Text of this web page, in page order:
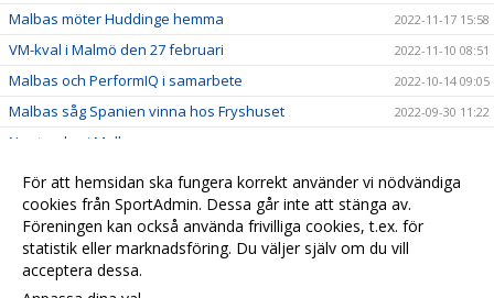
Malbas möter Huddinge hemma 2022-11-17 15:58
VM-kval i Malmö den 27 februari 2022-11-10 08:51
Malbas och PerformIQ i samarbete 2022-10-14 09:05
Malbas såg Spanien vinna hos Fryshuset 2022-09-30 11:22
Ny styrelse i Malbas
Scandic ny partner till Malbas
2022-09-23 11:19
Lorem ipsum 2020-12-11 15:11
För att hemsidan ska fungera korrekt använder vi nödvändiga
cookies från SportAdmin. Dessa går inte att stänga av.
Föreningen kan också använda frivilliga cookies, t.ex. för
statistik eller marknadsföring. Du väljer själv om du vill
acceptera dessa.